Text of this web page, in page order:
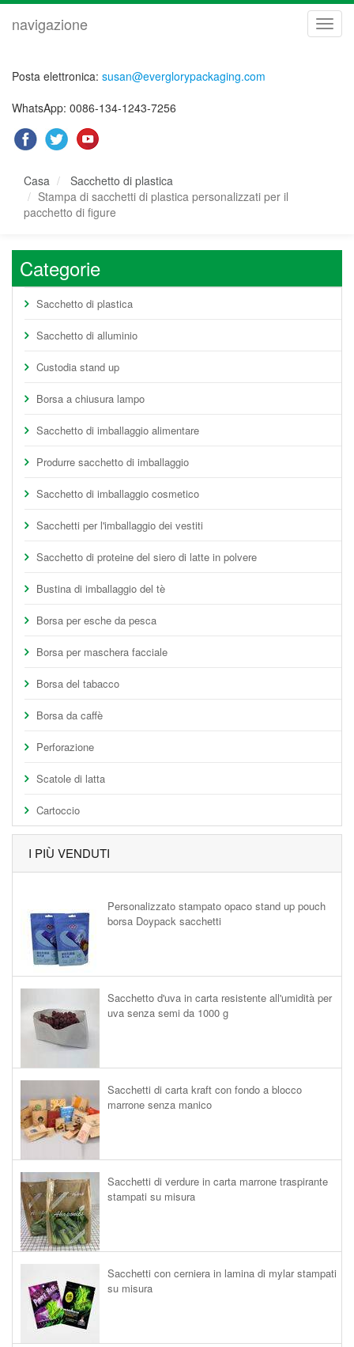
navigazione
Posta elettronica: susan@everglorypackaging.com
WhatsApp: 0086-134-1243-7256
Casa
Sacchetto di plastica
Stampa di sacchetti di plastica personalizzati per il
pacchetto di figure
Categorie
Sacchetto di plastica
Sacchetto di alluminio
Custodia stand up
Borsa a chiusura lampo
Sacchetto di imballaggio alimentare
Produrre sacchetto di imballaggio
Sacchetto di imballaggio cosmetico
Sacchetti per l'imballaggio dei vestiti
Sacchetto di proteine del siero di latte in polvere
Bustina di imballaggio del tè
Borsa per esche da pesca
Borsa per maschera facciale
Borsa del tabacco
Borsa da caffè
Perforazione
Scatole di latta
Cartoccio
I PIÙ VENDUTI
Personalizzato stampato opaco stand up pouch
borsa Doypack sacchetti
Sacchetto d'uva in carta resistente all'umidità per
uva senza semi da 1000 g
Sacchetti di carta kraft con fondo a blocco
marrone senza manico
Sacchetti di verdure in carta marrone traspirante
stampati su misura
Sacchetti con cerniera in lamina di mylar stampati
su misura